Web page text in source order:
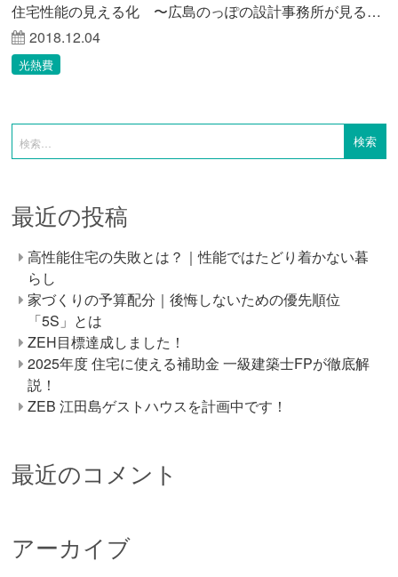
住宅性能の見える化 〜広島のっぽの設計事務所が見る未来〜
2018.12.04
光熱費
最近の投稿
高性能住宅の失敗とは？｜性能ではたどり着かない暮
らし
家づくりの予算配分｜後悔しないための優先順位
「5S」とは
ZEH目標達成しました！
2025年度 住宅に使える補助金 一級建築士FPが徹底解
説！
ZEB 江田島ゲストハウスを計画中です！
最近のコメント
アーカイブ